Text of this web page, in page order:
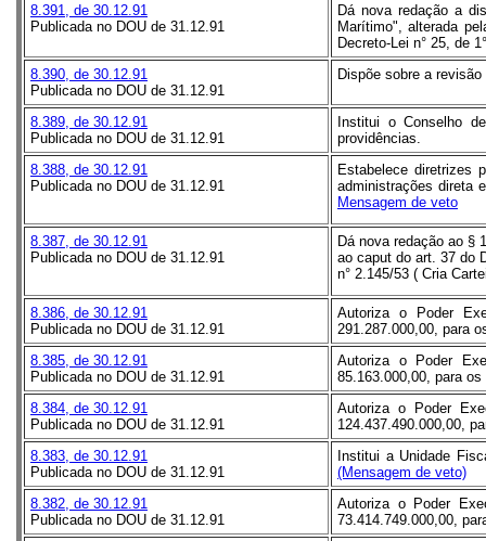
8.391, de 30.12.91
Publicada no DOU de 31.12.91
Dá nova redação a
Marítimo", alterada
Decreto-Lei n° 25, de
8.390, de 30.12.91
Publicada no DOU de 31.12.91
Dispõe sobre a
8.389, de 30.12.91
Publicada no DOU de 31.12.91
Institui o Conselho
providências.
8.388, de 30.12.91
Publicada no DOU de 31.12.91
Estabelece diretrizes
administrações direta
Mensagem de veto
8.387, de 30.12.91
Publicada no DOU de 31.12.91
Dá nova redação ao §
ao caput do art. 37 do
n° 2.145/53 ( Cria
8.386, de 30.12.91
Publicada no DOU de 31.12.91
Autoriza o Poder
291.287.000,00, para
8.385, de 30.12.91
Publicada no DOU de 31.12.91
Autoriza o Poder
85.163.000,00, para
8.384, de 30.12.91
Publicada no DOU de 31.12.91
Autoriza o Poder
124.437.490.000,00,
8.383, de 30.12.91
Publicada no DOU de 31.12.91
Institui a Unidade
(Mensagem de veto)
8.382, de 30.12.91
Publicada no DOU de 31.12.91
Autoriza o Poder
73.414.749.000,00,